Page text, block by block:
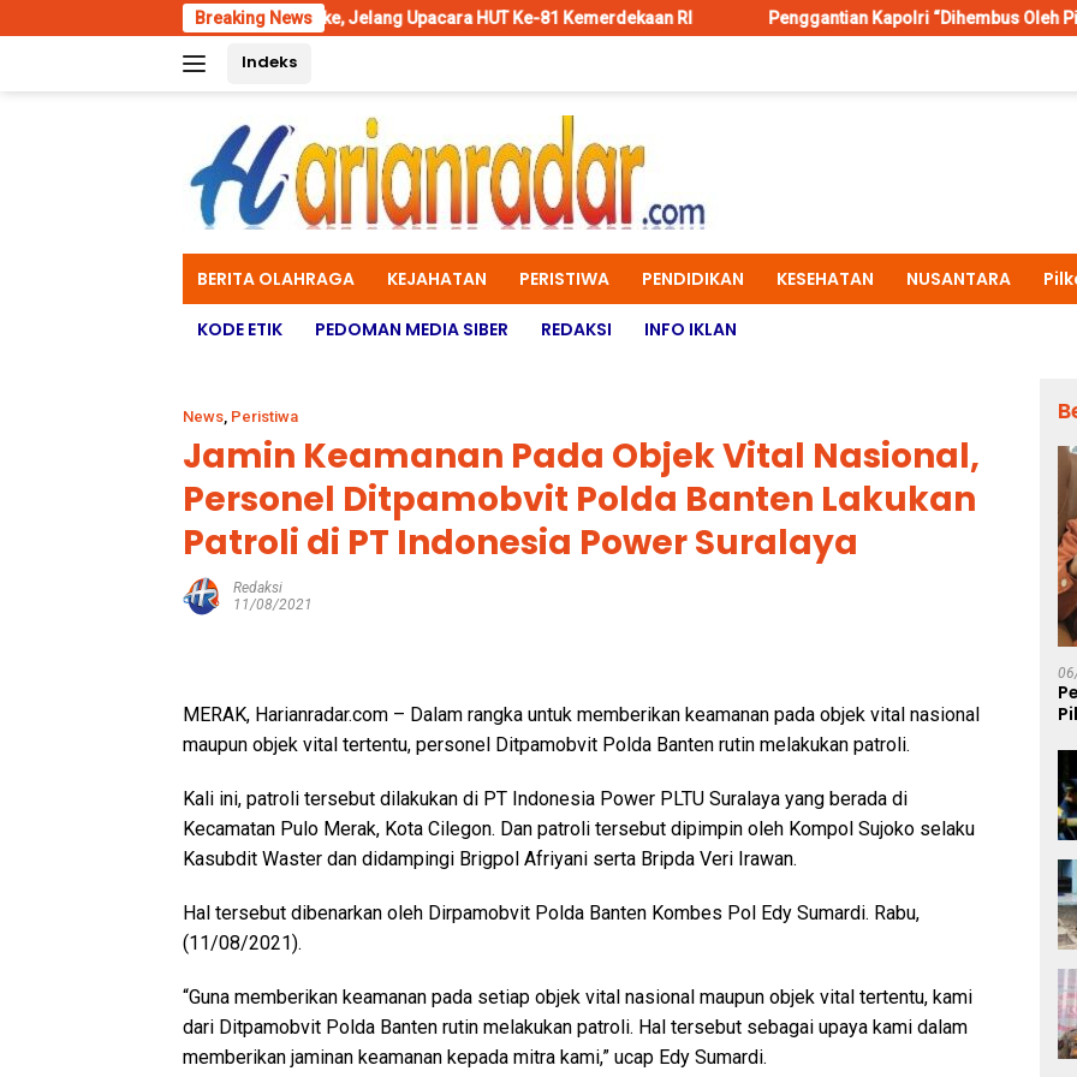
to
Breaking News
Katalpal Merauke, Jelang Upacara HUT Ke-81 Kemerdekaan RI Penggantian Kapolri “Dihembus Oleh Pihak Pihak Terganggu
Indeks
BERITA OLAHRAGA KEJAHATAN PERISTIWA PENDIDIKAN KESEHATAN NUSANTARA
KODE ETIK PEDOMAN MEDIA SIBER REDAKSI INFO IKLAN
News, Peristiwa
Jamin Keamanan Pada Objek Vital Nasional,
Personel Ditpamobvit Polda Banten Lakukan
Patroli di PT Indonesia Power Suralaya
Redaksi
11/08/2021
MERAK, Harianradar.com – Dalam rangka untuk memberikan keamanan pada objek vital nasional
maupun objek vital tertentu, personel Ditpamobvit Polda Banten rutin melakukan patroli.
Kali ini, patroli tersebut dilakukan di PT Indonesia Power PLTU Suralaya yang berada di
Kecamatan Pulo Merak, Kota Cilegon. Dan patroli tersebut dipimpin oleh Kompol Sujoko selaku
Kasubdit Waster dan didampingi Brigpol Afriyani serta Bripda Veri Irawan.
Hal tersebut dibenarkan oleh Dirpamobvit Polda Banten Kombes Pol Edy Sumardi. Rabu,
(11/08/2021).
“Guna memberikan keamanan pada setiap objek vital nasional maupun objek vital tertentu, kami
dari Ditpamobvit Polda Banten rutin melakukan patroli. Hal tersebut sebagai upaya kami dalam
memberikan jaminan keamanan kepada mitra kami,” ucap Edy Sumardi.